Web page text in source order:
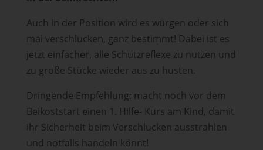
Auch in der Position wird es würgen oder sich
mal verschlucken, ganz bestimmt! Dabei ist es
jetzt einfacher, alle Schutzreflexe zu nutzen und
zu große Stücke wieder aus zu husten.
Dringende Empfehlung: macht noch vor dem
Beikoststart einen 1. Hilfe- Kurs am Kind, damit
ihr Sicherheit beim Verschlucken ausstrahlen
und notfalls handeln könnt!